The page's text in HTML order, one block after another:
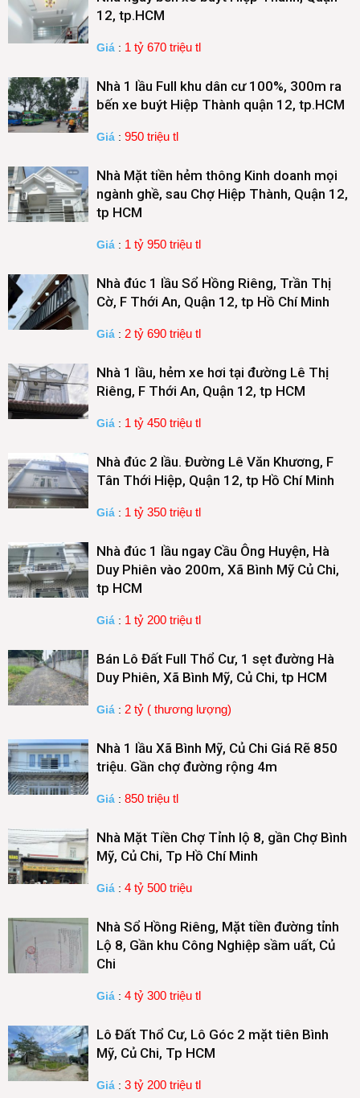
12, tp.HCM
Giá : 1 tỷ 670 triệu tl
Nhà 1 lầu Full khu dân cư 100%, 300m ra
bến xe buýt Hiệp Thành quận 12, tp.HCM
Giá : 950 triệu tl
Nhà Mặt tiền hẻm thông Kinh doanh mọi
ngành ghề, sau Chợ Hiệp Thành, Quận 12,
tp HCM
Giá : 1 tỷ 950 triệu tl
Nhà đúc 1 lầu Sổ Hồng Riêng, Trần Thị
Cờ, F Thới An, Quận 12, tp Hồ Chí Minh
Giá : 2 tỷ 690 triệu tl
Nhà 1 lầu, hẻm xe hơi tại đường Lê Thị
Riêng, F Thới An, Quận 12, tp HCM
Giá : 1 tỷ 450 triệu tl
Nhà đúc 2 lầu. Đường Lê Văn Khương, F
Tân Thới Hiệp, Quận 12, tp Hồ Chí Minh
Giá : 1 tỷ 350 triệu tl
Nhà đúc 1 lầu ngay Cầu Ông Huyện, Hà
Duy Phiên vào 200m, Xã Bình Mỹ Củ Chi,
tp HCM
Giá : 1 tỷ 200 triệu tl
Bán Lô Đất Full Thổ Cư, 1 sẹt đường Hà
Duy Phiên, Xã Bình Mỹ, Củ Chi, tp HCM
Giá : 2 tỷ ( thương lượng)
Nhà 1 lầu Xã Bình Mỹ, Củ Chi Giá Rẽ 850
triệu. Gần chợ đường rộng 4m
Giá : 850 triệu tl
Nhà Mặt Tiền Chợ Tỉnh lộ 8, gần Chợ Bình
Mỹ, Củ Chi, Tp Hồ Chí Minh
Giá : 4 tỷ 500 triệu
Nhà Sổ Hồng Riêng, Mặt tiền đường tỉnh
Lộ 8, Gần khu Công Nghiệp sầm uất, Củ
Chi
Giá : 4 tỷ 300 triệu tl
Lô Đất Thổ Cư, Lô Góc 2 mặt tiên Bình
Mỹ, Củ Chi, Tp HCM
Giá : 3 tỷ 200 triệu tl